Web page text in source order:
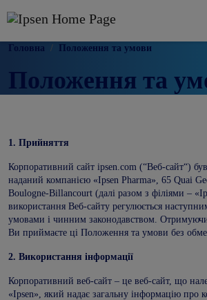
Головна Положення та умови
Положення та
1. Прийняття
Корпоративний сайт ipsen.com (“Веб-сайт“)
наданий компанією «Ipsen Pharma», 65 Quai
Boulogne-Billancourt (далі разом з філіями –
використання Веб-сайту регулюється
умовами і чинним законодавством.
Ви приймаєте ці Положення та умови без
2. Використання інформації
Корпоративний веб-сайт – це веб-сайт, що
«Ipsen», який надає загальну інформацію про